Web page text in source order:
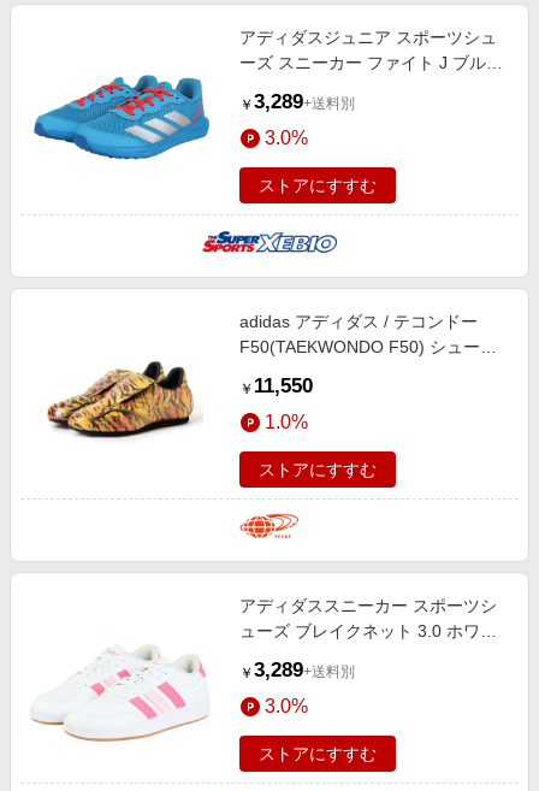
アディダスジュニア スポーツシュ
ーズ スニーカー ファイト J ブルー
ズ
￥ 3,289+送料別
3.0%
ストアにすすむ
adidas アディダス / テコンドー
F50(TAEKWONDO F50) シューズ
￥ 11,550
1.0%
ストアにすすむ
アディダススニーカー スポーツシ
ューズ ブレイクネット 3.0 ホワイ
カジュアル シューズ
￥ 3,289+送料別
3.0%
ストアにすすむ